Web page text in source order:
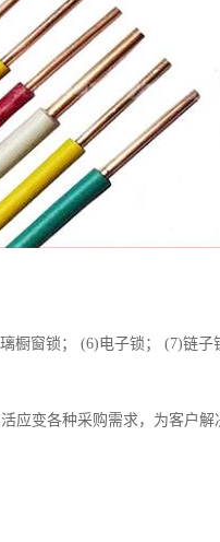
窗锁； (6)电子锁； (7)链子
应变各种采购需求，为客户